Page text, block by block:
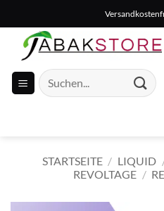
Inhalt
springen
Suche
nach:
STARTSEITE / LIQUID
REVOLTAGE /